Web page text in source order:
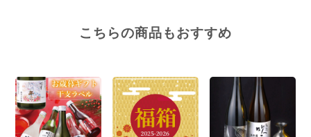
こちらの商品もおすすめ